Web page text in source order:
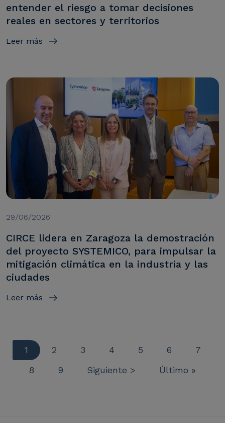
entender el riesgo a tomar decisiones
reales en sectores y territorios
Leer más
29/06/2026
CIRCE lidera en Zaragoza la demostración
del proyecto SYSTEMICO, para impulsar la
mitigación climática en la industria y las
ciudades
Leer más
Paginación
Página actual
1 Página
2 Página
3 Página
4 Página
5 Página
6 Página
7
Página
8 Página
9 Siguiente página
Siguiente > Última página
Último »